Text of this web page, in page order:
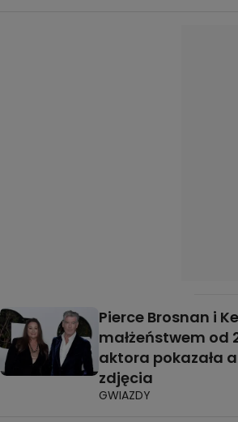
Pierce Brosnan i
małżeństwem od
aktora pokazała
zdjęcia
GWIAZDY